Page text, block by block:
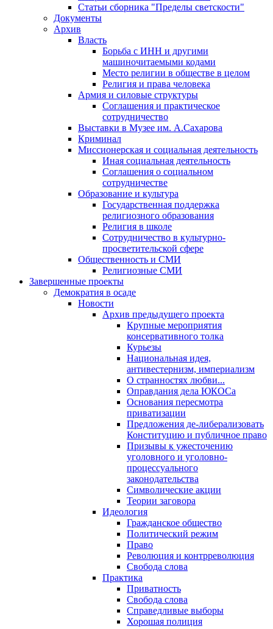
Статьи сборника "Пределы светскости"
Документы
Архив
Власть
Борьба с ИНН и другими
машиночитаемыми кодами
Место религии в обществе в целом
Религия и права человека
Армия и силовые структуры
Соглашения и практическое
сотрудничество
Выставки в Музее им. А.Сахарова
Криминал
Миссионерская и социальная деятельность
Иная социальная деятельность
Соглашения о социальном
сотрудничестве
Образование и культура
Государственная поддержка
религиозного образования
Религия в школе
Сотрудничество в культурно-
просветительской сфере
Общественность и СМИ
Религиозные СМИ
Завершенные проекты
Демократия в осаде
Новости
Архив предыдущего проекта
Крупные мероприятия
консервативного толка
Курьезы
Национальная идея,
антивестернизм, империализм
О странностях любви...
Оправдания дела ЮКОСа
Основания пересмотра
приватизации
Предложения де-либерализовать
Конституцию и публичное право
Призывы к ужесточению
уголовного и уголовно-
процессуального
законодательства
Символические акции
Теории заговора
Идеология
Гражданское общество
Политический режим
Право
Революция и контрреволюция
Свобода слова
Практика
Приватность
Свобода слова
Справедливые выборы
Хорошая полиция